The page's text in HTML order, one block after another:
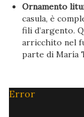
Ornamento
casula, è
fili d’argento.
arricchito nel
parte di María
Error